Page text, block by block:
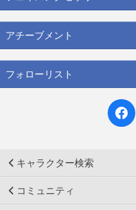
アチーブメント
フォローリスト
キャラクター検索
コミュニティ